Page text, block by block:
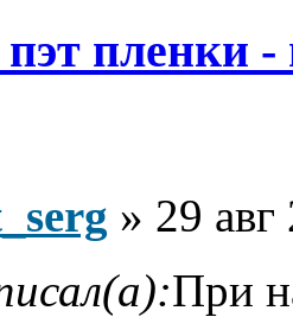
пленки -
» 29
При